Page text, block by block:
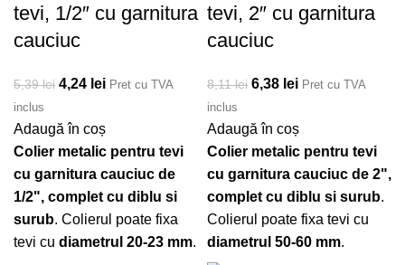
tevi, 1/2″ cu garnitura
cauciuc
5,39lei Prețul inițial a fost:
4,24 lei Prețul curent
Pret cu TVA
inclus
Adaugă în coș
Colier metalic pentru tevi
cu garnitura cauciuc de
1/2", complet cu diblu si
surub. Colierul poate fixa
tevi cu diametrul 20-23 mm.
tevi, 2″ cu garnitura
cauciuc
8,11lei Prețul inițial a fost:
6,38 lei Prețul curent
Pret cu TVA
inclus
Adaugă în coș
Colier metalic pentru tevi
cu garnitura cauciuc de 2",
complet cu diblu si surub.
Colierul poate fixa tevi cu
diametrul 50-60 mm.